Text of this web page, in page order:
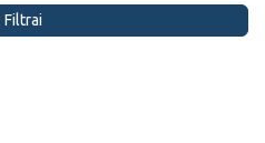
Filtrai